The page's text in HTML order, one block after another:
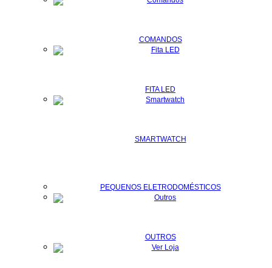
COMANDOS
FITA LED
SMARTWATCH
PEQUENOS ELETRODOMÉSTICOS
OUTROS